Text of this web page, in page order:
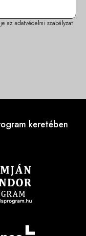
az adatvédelmi szabályzat
keretében